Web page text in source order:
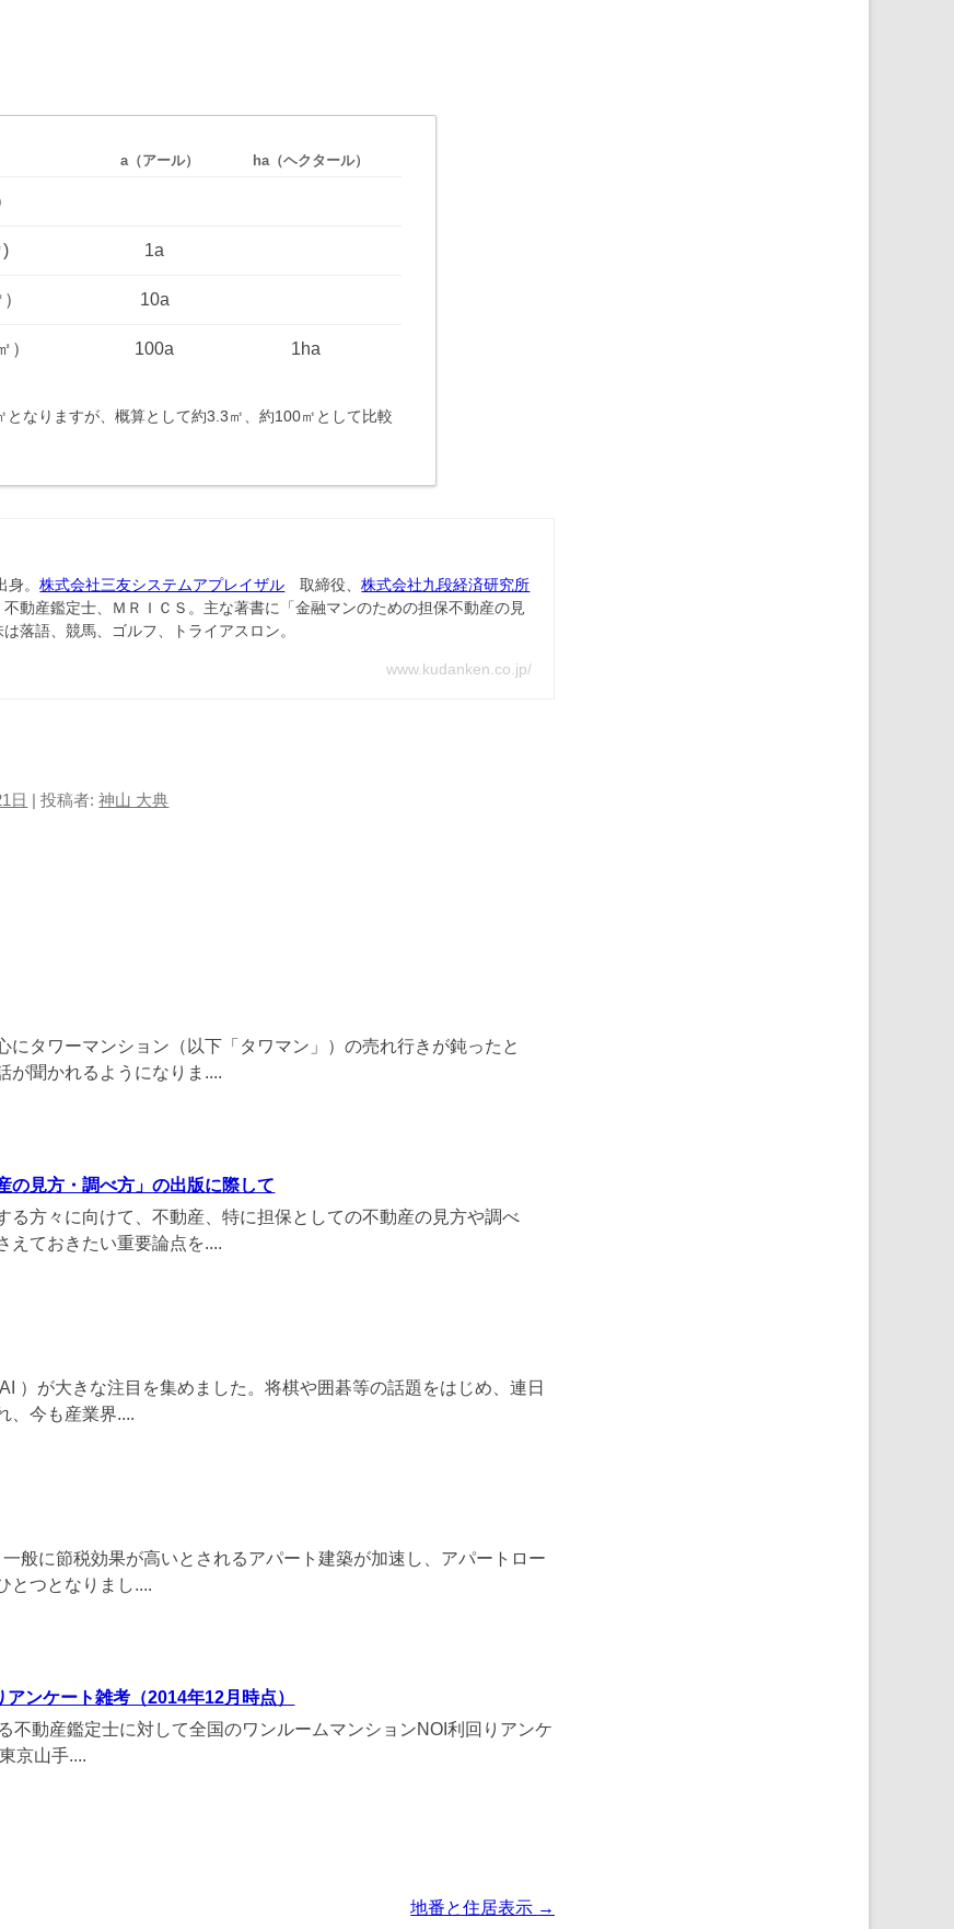
a（アール） ha（ヘクタール）
1a
10a
100a 1ha
なりますが、概算として約3.3㎡、約100㎡として比較
身。株式会社三友システムアプレイザル 取締役、株式会社九段経済研究所
動産鑑定士、ＭＲＩＣＳ。主な著書に「金融マンのための担保不動産の見
落語、競馬、ゴルフ、トライアスロン。
www.kudanken.co.jp/
日 |投稿者:神山 大典
タワーマンション（以下「タワマン」）の売れ行きが鈍ったと
が聞かれるようになりま....
の見方・調べ方」の出版に際して
方々に向けて、不動産、特に担保としての不動産の見方や調べ
えておきたい重要論点を....
）が大きな注目を集めました。将棋や囲碁等の話題をはじめ、連日
、今も産業界....
般に節税効果が高いとされるアパート建築が加速し、アパートロー
とつとなりまし....
ンケート雑考（2014年12月時点）
動産鑑定士に対して全国のワンルームマンションNOI利回りアンケ
京山手....
地番と住居表示 →